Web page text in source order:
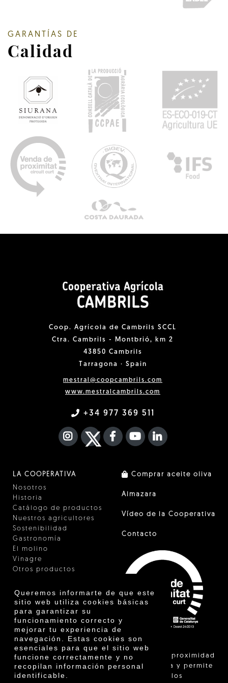
Queremos informarte de que este
sitio web utiliza cookies básicas
para garantizar su
funcionamiento correcto y
mejorar tu experiencia de
navegación. Estas cookies son
esenciales para que el sitio web
funcione correctamente y no
recopilan información personal
identificable.
GARANTÍAS DE
Calidad
Coop. Agrícola de Cambrils SCCL
Ctra. Cambrils - Montbrió, km 2
43850 Cambrils
Tarragona · Spain
mestral@coopcambrils.com
www.mestralcambrils.com
+34 977 369 511
INSTAGRAM
TWITTER
FACEBOOK F
YOUTUBEFA LINKEDIN
LA COOPERATIVA
Nosotros
Historia
Catálogo de productos
Nuestros agricultores
Sostenibilidad
Gastronomía
El molino
Vinagre
Otros productos
Premios
Innovación
Comprar aceite oliva
Almazara
Vídeo de la Cooperativa
Contacto
"La venta de proximidad
está regulada y permite
identificar a los